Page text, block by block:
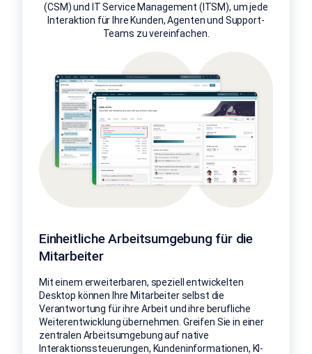
(CSM) und IT Service Management (ITSM), um jede
Interaktion für Ihre Kunden, Agenten und Support-
Teams zu vereinfachen.
Einheitliche Arbeitsumgebung für die
Mitarbeiter
Mit einem erweiterbaren, speziell entwickelten
Desktop können Ihre Mitarbeiter selbst die
Verantwortung für ihre Arbeit und ihre berufliche
Weiterentwicklung übernehmen. Greifen Sie in einer
zentralen Arbeitsumgebung auf native
Interaktionssteuerungen, Kundeninformationen, KI-